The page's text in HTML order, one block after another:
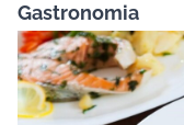
Gastronomia